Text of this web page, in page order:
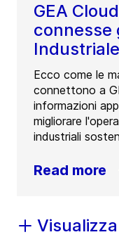
GEA
connesse
Industriale
Ecco come le
connettono a
informazioni
migliorare
industriali
Read more